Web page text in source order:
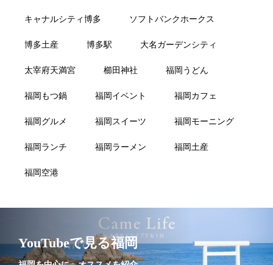
キャナルシティ博多 ソフトバンクホークス
博多土産 博多駅 大名ガーデンシティ
太宰府天満宮 櫛田神社 福岡うどん
福岡もつ鍋 福岡イベント 福岡カフェ
福岡グルメ 福岡スイーツ 福岡モーニング
福岡ランチ 福岡ラーメン 福岡土産
福岡空港
YouTubeで見る福岡